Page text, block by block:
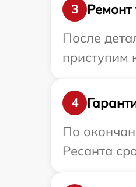
3
Ремонт
После
приступим
4
По
Ресанта